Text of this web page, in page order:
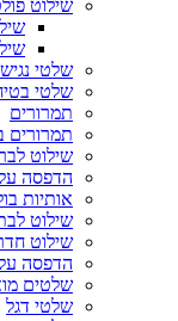
שילוט
שלטי
שלטי
תמרורים
תמרורים
שילוט
הדפסה על
אותיות
שילוט
שילוט
הדפסה
שלטים
שלטי דגל